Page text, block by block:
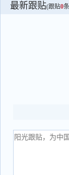
最新跟贴(跟贴0